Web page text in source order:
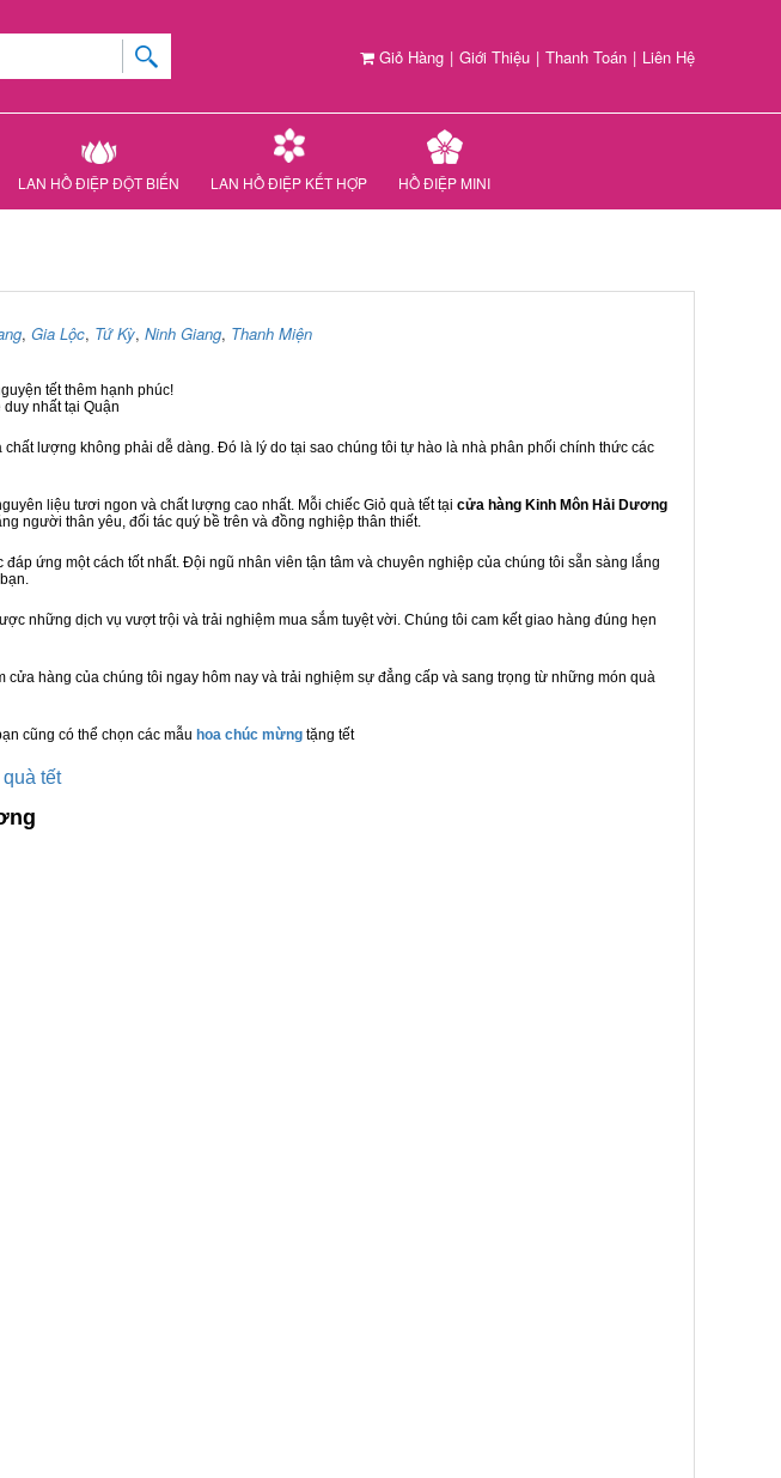
Giỏ Hàng | Giới Thiệu | Thanh Toán | Liên Hệ
LAN HỒ ĐIỆP ĐỘT BIẾN LAN HỒ ĐIỆP KẾT HỢP HỒ ĐIỆP MINI
, Gia Lộc, Tứ Kỳ, Ninh Giang, Thanh Miện
tết thêm hạnh phúc!
nhất tại Quận
lượng không phải dễ dàng. Đó là lý do tại sao chúng tôi tự hào là nhà phân phối chính thức các
liệu tươi ngon và chất lượng cao nhất. Mỗi chiếc Giỏ quà tết tại cửa hàng Kinh Môn Hải Dương
người thân yêu, đối tác quý bề trên và đồng nghiệp thân thiết.
ứng một cách tốt nhất. Đội ngũ nhân viên tận tâm và chuyên nghiệp của chúng tôi sẵn sàng lắng
những dịch vụ vượt trội và trải nghiệm mua sắm tuyệt vời. Chúng tôi cam kết giao hàng đúng hẹn
cửa hàng của chúng tôi ngay hôm nay và trải nghiệm sự đẳng cấp và sang trọng từ những món quà
cũng có thể chọn các mẫu hoa chúc mừng tặng tết
tết